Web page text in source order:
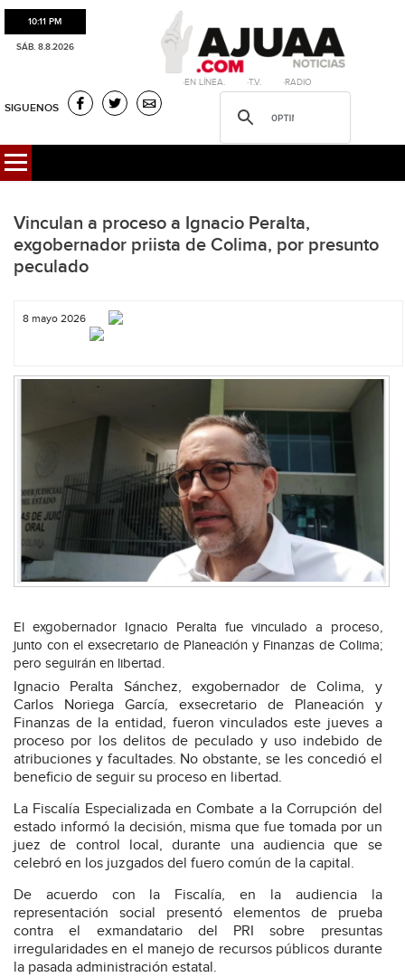
10:11 PM
SÁB. 8.8.2026
·EN LÍNEA. ·T.V. ·RADIO
SIGUENOS
Vinculan a proceso a Ignacio Peralta,
exgobernador priista de Colima, por presunto
peculado
8 mayo 2026
El exgobernador Ignacio Peralta fue vinculado a proceso,
junto con el exsecretario de Planeación y Finanzas de Colima;
pero seguirán en libertad.
Ignacio Peralta Sánchez, exgobernador de Colima, y
Carlos Noriega García, exsecretario de Planeación y
Finanzas de la entidad, fueron vinculados este jueves a
proceso por los delitos de peculado y uso indebido de
atribuciones y facultades. No obstante, se les concedió el
beneficio de seguir su proceso en libertad.
La Fiscalía Especializada en Combate a la Corrupción del
estado informó la decisión, misma que fue tomada por un
juez de control local, durante una audiencia que se
celebró en los juzgados del fuero común de la capital.
De acuerdo con la Fiscalía, en la audiencia la
representación social presentó elementos de prueba
contra el exmandatario del PRI sobre presuntas
irregularidades en el manejo de recursos públicos durante
la pasada administración estatal.